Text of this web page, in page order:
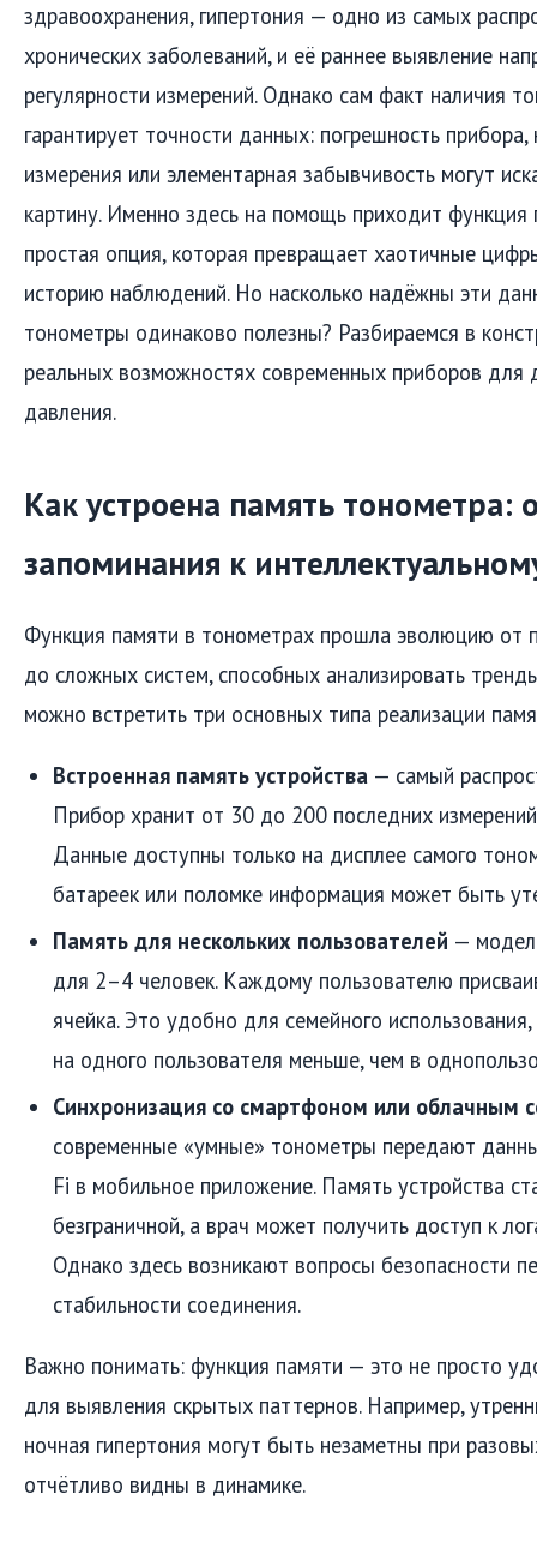
здравоохранения, гипертония — одно из самых
хронических заболеваний, и её раннее выявление
регулярности измерений. Однако сам факт наличия
гарантирует точности данных: погрешность прибора,
измерения или элементарная забывчивость могут
картину. Именно здесь на помощь приходит функция
простая опция, которая превращает хаотичные
историю наблюдений. Но насколько надёжны эти
тонометры одинаково полезны? Разбираемся в
реальных возможностях современных приборов для
давления.
Как устроена память тонометра:
запоминания к
Функция памяти в тонометрах прошла эволюцию от
до сложных систем, способных анализировать
можно встретить три основных типа реализации
Встроенная память устройства — самый
Прибор хранит от 30 до 200 последних
Данные доступны только на дисплее самого
батареек или поломке информация может быть
Память для нескольких пользователей —
для 2–4 человек. Каждому пользователю
ячейка. Это удобно для семейного
на одного пользователя меньше, чем в
Синхронизация со смартфоном или облачным
современные «умные» тонометры передают
Fi в мобильное приложение. Память устройства
безграничной, а врач может получить доступ к
Однако здесь возникают вопросы безопасности
стабильности соединения.
Важно понимать: функция памяти — это не просто
для выявления скрытых паттернов. Например,
ночная гипертония могут быть незаметны при
отчётливо видны в динамике.